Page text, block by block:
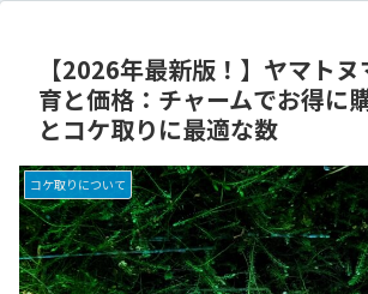
【2026年最新版！】ヤマト
育と価格：チャームでお得に
とコケ取りに最適な数
コケ取りについて